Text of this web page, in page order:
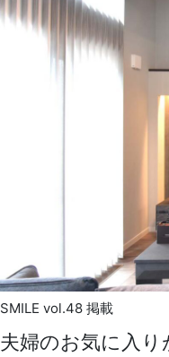
SMILE vol.48 掲載
夫婦のお気に入り